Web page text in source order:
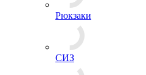
Рюкзаки
СИЗ